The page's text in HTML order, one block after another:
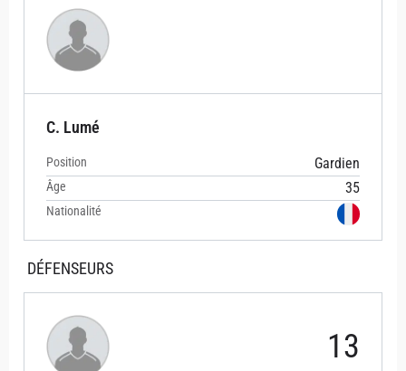
C. Lumé
Position Gardien
Âge 35
Nationalité
DÉFENSEURS
13